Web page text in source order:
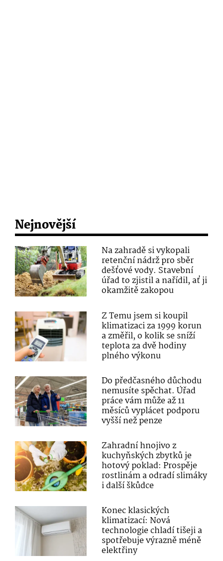
Nejnovější
Na zahradě si vykopali
retenční nádrž pro sběr
dešťové vody. Stavební
úřad to zjistil a nařídil, ať ji
okamžitě zakopou
Z Temu jsem si koupil
klimatizaci za 1999 korun
a změřil, o kolik se sníží
teplota za dvě hodiny
plného výkonu
Do předčasného důchodu
nemusíte spěchat. Úřad
práce vám může až 11
měsíců vyplácet podporu
vyšší než penze
Zahradní hnojivo z
kuchyňských zbytků je
hotový poklad: Prospěje
rostlinám a odradí slimáky
i další škůdce
Konec klasických
klimatizací: Nová
technologie chladí tišeji a
spotřebuje výrazně méně
elektřiny